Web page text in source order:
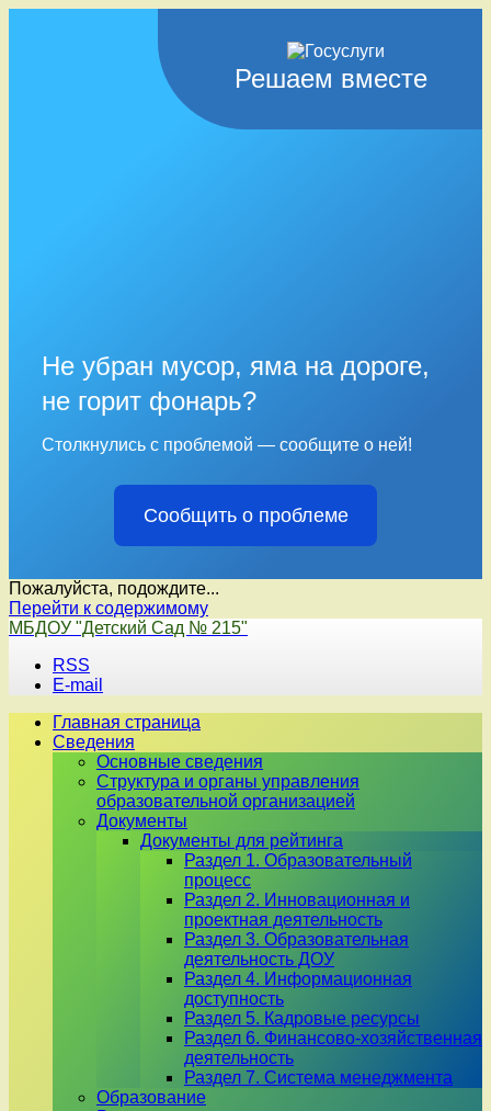
Решаем вместе
Не убран мусор, яма на дороге,
не горит фонарь?
Столкнулись с проблемой — сообщите о ней!
Сообщить о проблеме
Пожалуйста, подождите...
Перейти к содержимому
МБДОУ "Детский Сад № 215"
RSS
E-mail
Главная страница
Сведения
Основные сведения
Структура и органы управления
образовательной организацией
Документы
Документы для рейтинга
Раздел 1. Образовательный
процесс
Раздел 2. Инновационная и
проектная деятельность
Раздел 3. Образовательная
деятельность ДОУ
Раздел 4. Информационная
доступность
Раздел 5. Кадровые ресурсы
Раздел 6. Финансово-хозяйственная
деятельность
Раздел 7. Система менеджмента
Образование